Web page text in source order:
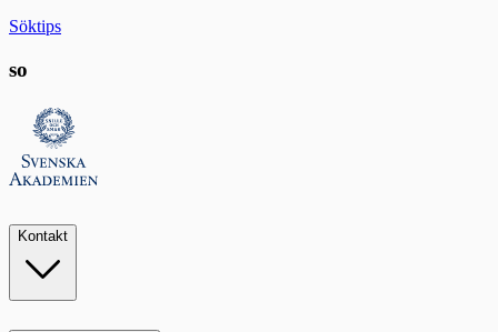
Söktips
so
Kontakt